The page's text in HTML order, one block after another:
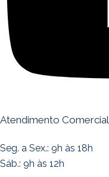
Atendimento Comercial
Seg. a Sex.: 9h às 18h
Sáb.: 9h às 12h